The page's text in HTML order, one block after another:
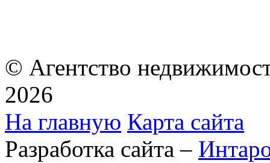
© Агентство
2026
На главную Карта сайта
Разработка сайта –